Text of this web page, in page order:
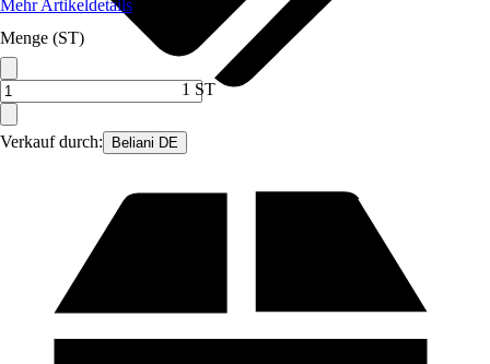
Verkauf durch: Beliani DE
Mehr Artikeldetails
Menge (ST)
1 ST